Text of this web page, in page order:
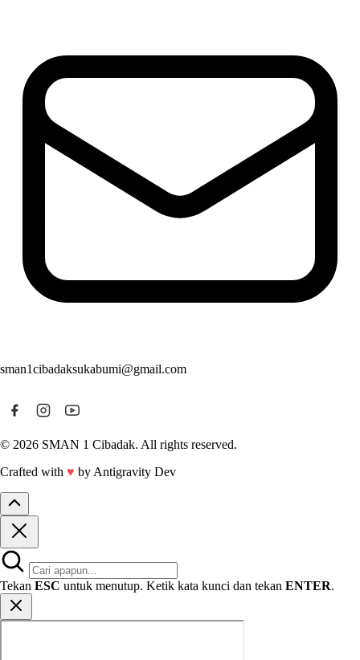
sman1cibadaksukabumi@gmail.com
© 2026 SMAN 1 Cibadak. All rights reserved.
Crafted with ♥ by Antigravity Dev
Tekan ESC untuk menutup. Ketik kata kunci dan tekan ENTER.